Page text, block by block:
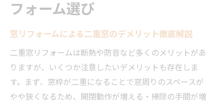
フォーム選び
窓リフォームによる二重窓のデメリット徹底解説
二重窓リフォームは断熱や防音など多くのメリットがあ
りますが、いくつか注意したいデメリットも存在しま
す。まず、窓枠が二重になることで窓周りのスペースが
やや狭くなるため、開閉動作が増える・掃除の手間が増